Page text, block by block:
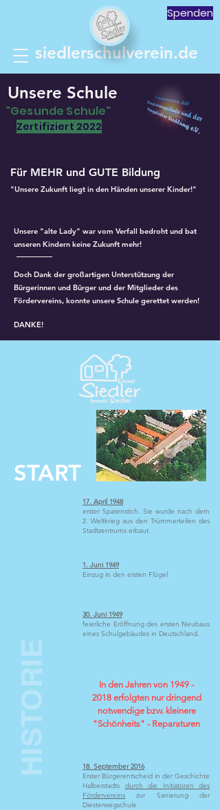
Spenden
siedlerschulverein.de
Unsere Schule
"Gesunde Schule"
Zertifiziert 2022
Für MEHR und GUTE Bildung
"Unsere Zukunft liegt in den Händen unserer Kinder!"
Unsere "alte Lady" war vom Verfall bedroht und bat
unseren Kindern keine Zukunft mehr!
Doch Dank der großartigen Unterstützung der
Bürgerinnen und Bürger und der Mitglieder des
Fördervereins, konnte unsere Schule gerettet werden!
DANKE!
START
17. April 1948
erster Spatenstich. Sie wurde nach dem
2. Weltkrieg aus den Trümmerteilen des
Stadtzentrums erbaut.
1. Juni 1949
Einzug in den ersten Flügel
30. Juni 1949
feierliche Eröffnung des ersten Neubaus
eines Schulgebäudes in Deutschland.
In den Jahren von 1949 -
2018erfolgten nur dringend
notwendige bzw. kleinere
"Schönheits" - Reparaturen
18. September 2016
Erster Bürgerentscheid in der Geschichte
Halberstadts durch die Initiatoren des
Fördervereins
zur Sanierung der
Diesterwegschule
HISTORIE